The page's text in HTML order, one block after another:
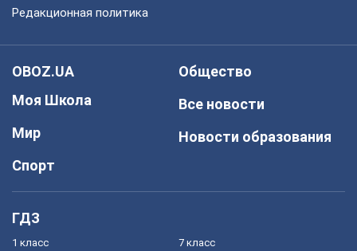
Редакционная политика
OBOZ.UA
Моя Школа
Мир
Спорт
Общество
Все новости
Новости образования
ГДЗ
1 класс 7 класс